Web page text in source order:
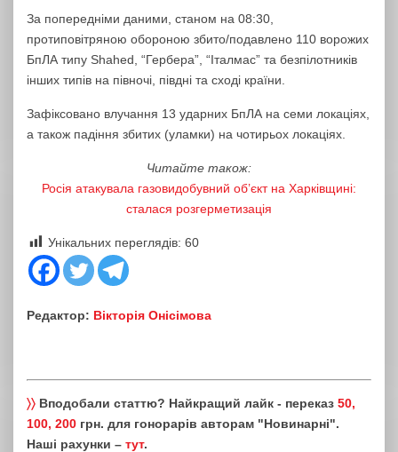
За попередніми даними, станом на 08:30,
протиповітряною обороною збито/подавлено 110 ворожих
БпЛА типу Shahed, “Гербера”, “Італмас” та безпілотників
інших типів на півночі, півдні та сході країни.
Зафіксовано влучання 13 ударних БпЛА на семи локаціях,
а також падіння збитих (уламки) на чотирьох локаціях.
Читайте також:
Росія атакувала газовидобувний об’єкт на Харківщині:
сталася розгерметизація
Унікальних переглядів: 60
Редактор: Вікторія Онісімова
〉〉 Вподобали статтю? Найкращий лайк - переказ 50,
100, 200 грн. для гонорарів авторам "Новинарні".
Наші рахунки – тут.